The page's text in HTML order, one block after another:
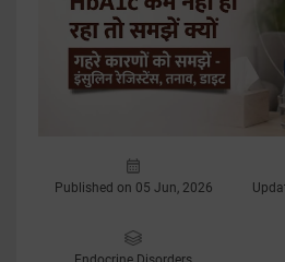
Published on 05 Jun, 2026